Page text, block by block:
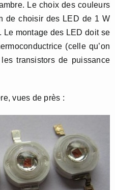
Le choix des couleurs
de choisir des LED de 1 W
Le montage des LED doit se
(celle qu’on
transistors de puissance
vues de près :